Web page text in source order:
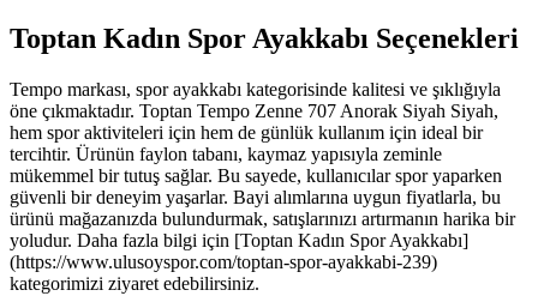
Toptan Kadın Spor Ayakkabı Seçenekleri
Tempo markası, spor ayakkabı kategorisinde kalitesi ve şıklığıyla
öne çıkmaktadır. Toptan Tempo Zenne 707 Anorak Siyah Siyah,
hem spor aktiviteleri için hem de günlük kullanım için ideal bir
tercihtir. Ürünün faylon tabanı, kaymaz yapısıyla zeminle
mükemmel bir tutuş sağlar. Bu sayede, kullanıcılar spor yaparken
güvenli bir deneyim yaşarlar. Bayi alımlarına uygun fiyatlarla, bu
ürünü mağazanızda bulundurmak, satışlarınızı artırmanın harika bir
yoludur. Daha fazla bilgi için [Toptan Kadın Spor Ayakkabı]
(https://www.ulusoyspor.com/toptan-spor-ayakkabi-239)
kategorimizi ziyaret edebilirsiniz.